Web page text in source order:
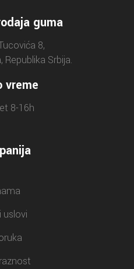
guma
8,
Srbija.
vreme
8-16h
uslovi